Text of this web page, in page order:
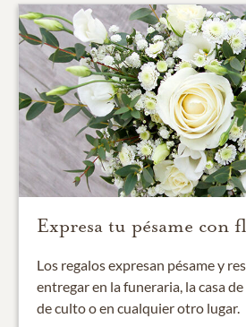
Expresa tu pésame con
Los regalos expresan pésame y
entregar en la funeraria, la casa
de culto o en cualquier otro lugar.